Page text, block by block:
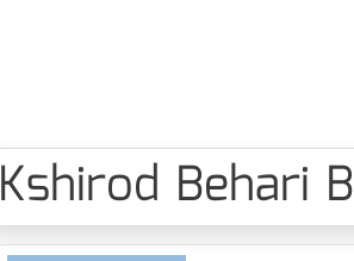
Kshirod Behari